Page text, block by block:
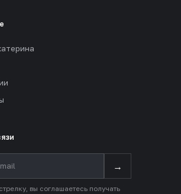
→
вы соглашаетесь получать